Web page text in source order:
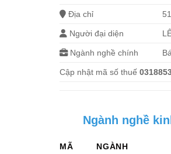
Địa chỉ
Người đại diện
Ngành nghề chính
Cập nhật mã số thuế
Ngành nghề
MÃ
NGÀNH